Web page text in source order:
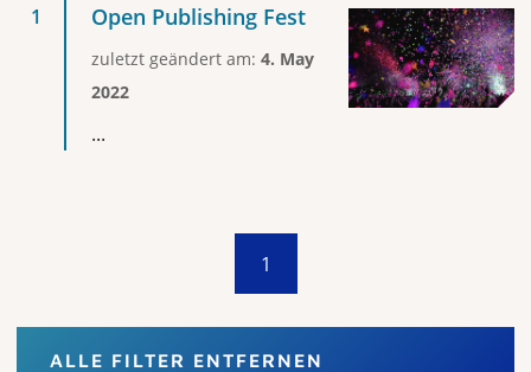
Open Publishing Fest
zuletzt geändert am: 4. May
2022
...
1
ALLE FILTER ENTFERNEN